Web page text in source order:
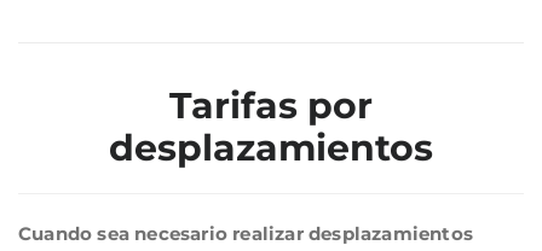
Tarifas por
desplazamientos
Cuando sea necesario realizar desplazamientos